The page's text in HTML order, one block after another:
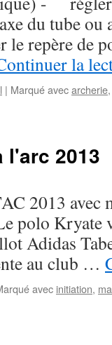
du tube ou
repère de
la
| Marqué avecarcherie
l'arc 2013
2013
polo Kryate
Adidas
au club …
avec initiation,